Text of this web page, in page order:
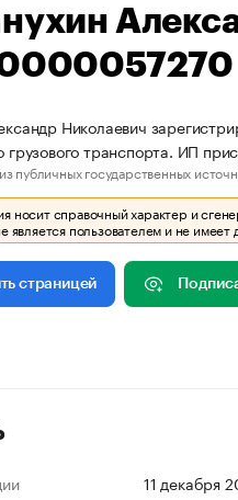
Николаевич
грузового транспорта. ИП
публичных государственных
носит справочный характер и
является пользователем и не
страницей
11 декабря